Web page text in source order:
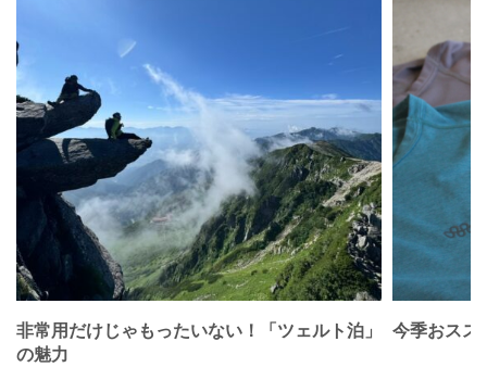
非常用だけじゃもったいない！「ツェルト泊」
の魅力
今季おスス